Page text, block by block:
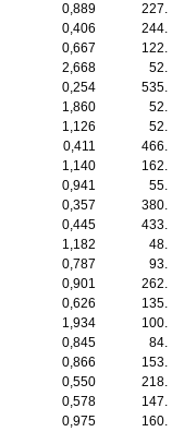
0,889
227.
0,406
244.
0,667
122.
2,668
52.
0,254
535.
1,860
52.
1,126
52.
0,411
466.
1,140
162.
0,941
55.
0,357
380.
0,445
433.
1,182
48.
0,787
93.
0,901
262.
0,626
135.
1,934
100.
0,845
84.
0,866
153.
0,550
218.
0,578
147.
0,975
160.